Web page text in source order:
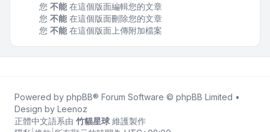
您 不能在這個版面編輯您的文章
您 不能在這個版面刪除您的文章
您 不能在這個版面上傳附加檔案
Powered by phpBB® Forum Software © phpBB Limited •
Design by Leenoz
正體中文語系由 竹貓星球 維護製作